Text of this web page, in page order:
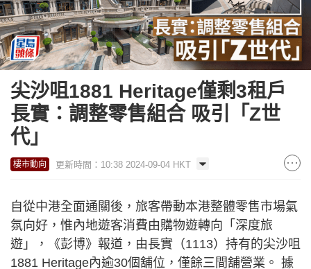
尖沙咀1881 Heritage僅剩3租戶
長實：調整零售組合 吸引「Z世
代」
樓市動向 更新時間：10:38 2024-09-04 HKT
自從中港全面通關後，旅客帶動本港整體零售市場氣
氛向好，惟內地遊客消費由購物遊轉向「深度旅
遊」，《彭博》報道，由長實（1113）持有的尖沙咀
1881 Heritage內逾30個舖位，僅餘三間舖營業。 據